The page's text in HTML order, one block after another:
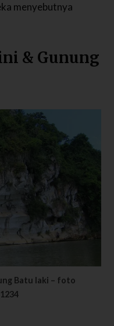
menyebutnya
& Gunung
Batu laki – foto